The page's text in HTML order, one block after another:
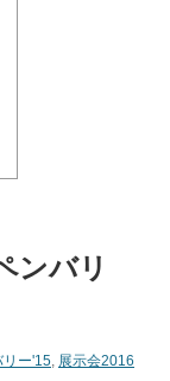
ンバリ
リー'15, 展示会2016